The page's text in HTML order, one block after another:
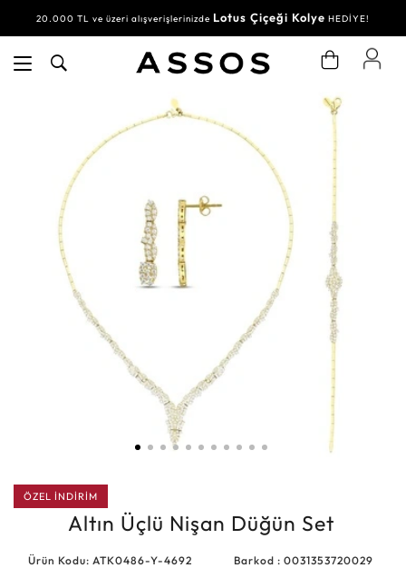
20.000 TL ve üzeri alışverişlerinizde Lotus Çiçeği Kolye HEDİYE!
ÖZEL İNDİRİM
Altın Üçlü Nişan Düğün Set
Ürün Kodu: ATK0486-Y-4692 Barkod : 0031353720029